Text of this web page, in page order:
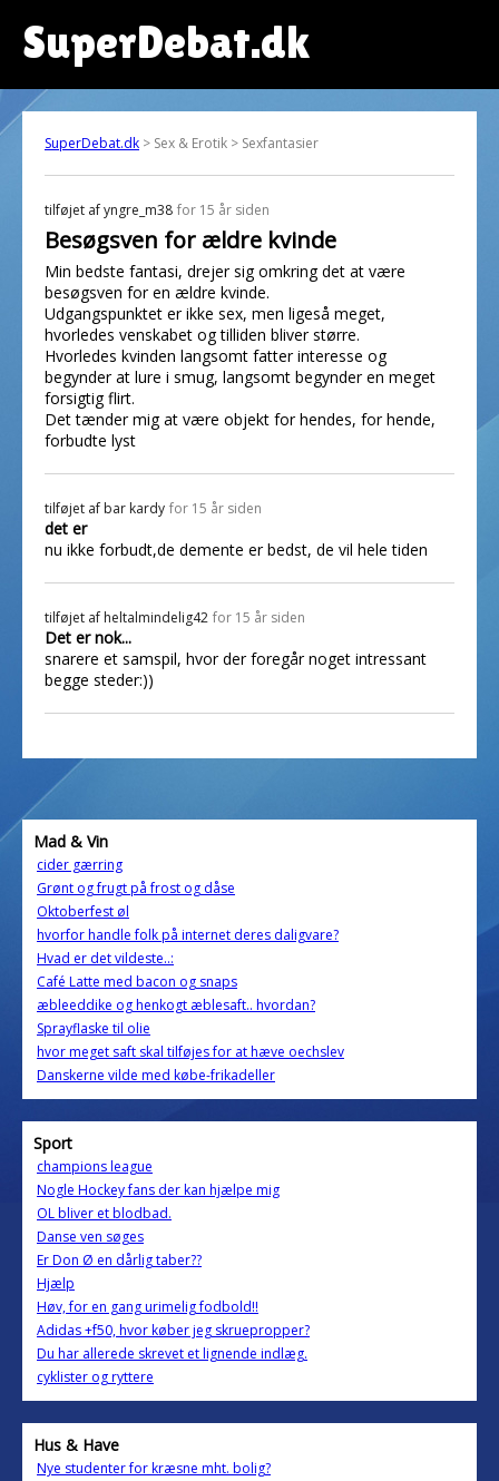
SuperDebat.dk
SuperDebat.dk > Sex & Erotik > Sexfantasier
tilføjet afyngre_m38 for 15 år siden
Besøgsven for ældre kvinde
Min bedste fantasi, drejer sig omkring det at være
besøgsven for en ældre kvinde.
Udgangspunktet er ikke sex, men ligeså meget,
hvorledes venskabet og tilliden bliver større.
Hvorledes kvinden langsomt fatter interesse og
begynder at lure i smug, langsomt begynder en meget
forsigtig flirt.
Det tænder mig at være objekt for hendes, for hende,
forbudte lyst
tilføjet af bar kardy for 15 år siden
det er
nu ikke forbudt,de demente er bedst, de vil hele tiden
tilføjet af heltalmindelig42 for 15 år siden
Det er nok...
snarere et samspil, hvor der foregår noget intressant
begge steder:))
Mad & Vin
cider gærring
Grønt og frugt på frost og dåse
Oktoberfest øl
hvorfor handle folk på internet deres daligvare?
Hvad er det vildeste..:
Café Latte med bacon og snaps
æbleeddike og henkogt æblesaft.. hvordan?
Sprayflaske til olie
hvor meget saft skal tilføjes for at hæve oechslev
Danskerne vilde med købe-frikadeller
Sport
champions league
Nogle Hockey fans der kan hjælpe mig
OL bliver et blodbad.
Danse ven søges
Er Don Ø en dårlig taber??
Hjælp
Høv, for en gang urimelig fodbold!!
Adidas +f50, hvor køber jeg skruepropper?
Du har allerede skrevet et lignende indlæg.
cyklister og ryttere
Hus & Have
Nye studenter for kræsne mht. bolig?